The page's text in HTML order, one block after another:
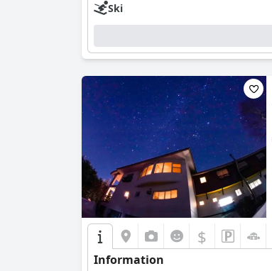
Ski
$
Information